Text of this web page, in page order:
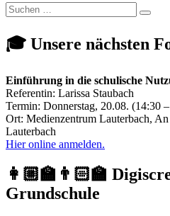
Suchen
nach:
Suchen
🎓 Unsere nächsten
Einführung in die schulische
Referentin: Larissa Staubach
Termin: Donnerstag, 20.08. (14:30
Ort: Medienzentrum Lauterbach, An
Lauterbach
Hier online anmelden.
👩🏼‍🏫👨🏻‍🏫
Grundschule